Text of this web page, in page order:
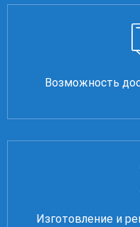
Возможность
Изготовление и